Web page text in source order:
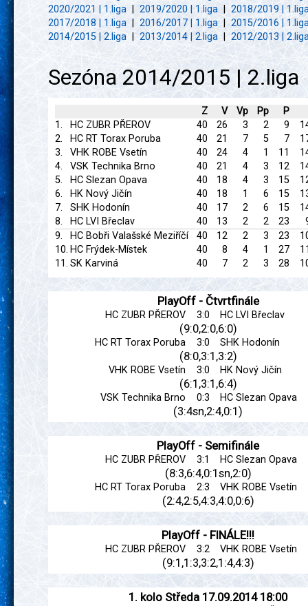
2020/2021 | 1.liga
2019/2020 | 1.liga
2018/2019 |
2017/2018 | 1.liga
2016/2017 | 1.liga| 2015/2016 |
2014/2015 | 2.liga
2013/2014 | 2.liga | 2012/2013 |
Sezóna 2014/2015 | 2.liga
Z V Vp Pp
P
1.
HC ZUBR PŘEROV 40 26 3 2 9
2.
HC RT Torax Poruba 40 21 7 5 7
3.
VHK ROBE Vsetín 40 24 4 1 11
4.
VSK Technika Brno 40 21 4 3 12
5.
HC Slezan Opava 40 18 4 3 15
6.
HK Nový Jičín 40 18 1 6 15
7.
SHK Hodonín 40 17 2 6 15
8.
HC LVI Břeclav 40 13 2 2 23
9.
HC Bobři Valašské Meziříčí 40 12 2 3 23
10. HC Frýdek-Místek 40 8 4 1 27
11. SK Karviná 40 7 2 3 28
PlayOff - Čtvrtfinále
HC ZUBR PŘEROV 3:0 HC LVI Břeclav
(9:0,2:0,6:0)
HC RT Torax Poruba 3:0 SHK Hodonín
(8:0,3:1,3:2)
VHK ROBE Vsetín 3:0 HK Nový Jičín
(6:1,3:1,6:4)
VSK Technika Brno 0:3 HC Slezan Opava
(3:4sn,2:4,0:1)
PlayOff - Semifinále
HC ZUBR PŘEROV 3:1 HC Slezan Opava
(8:3,6:4,0:1sn,2:0)
HC RT Torax Poruba 2:3 VHK ROBE Vsetín
(2:4,2:5,4:3,4:0,0:6)
PlayOff - FINÁLE!!!
HC ZUBR PŘEROV 3:2 VHK ROBE Vsetín
(9:1,1:3,3:2,1:4,4:3)
1. kolo Středa 17.09.2014 18:00